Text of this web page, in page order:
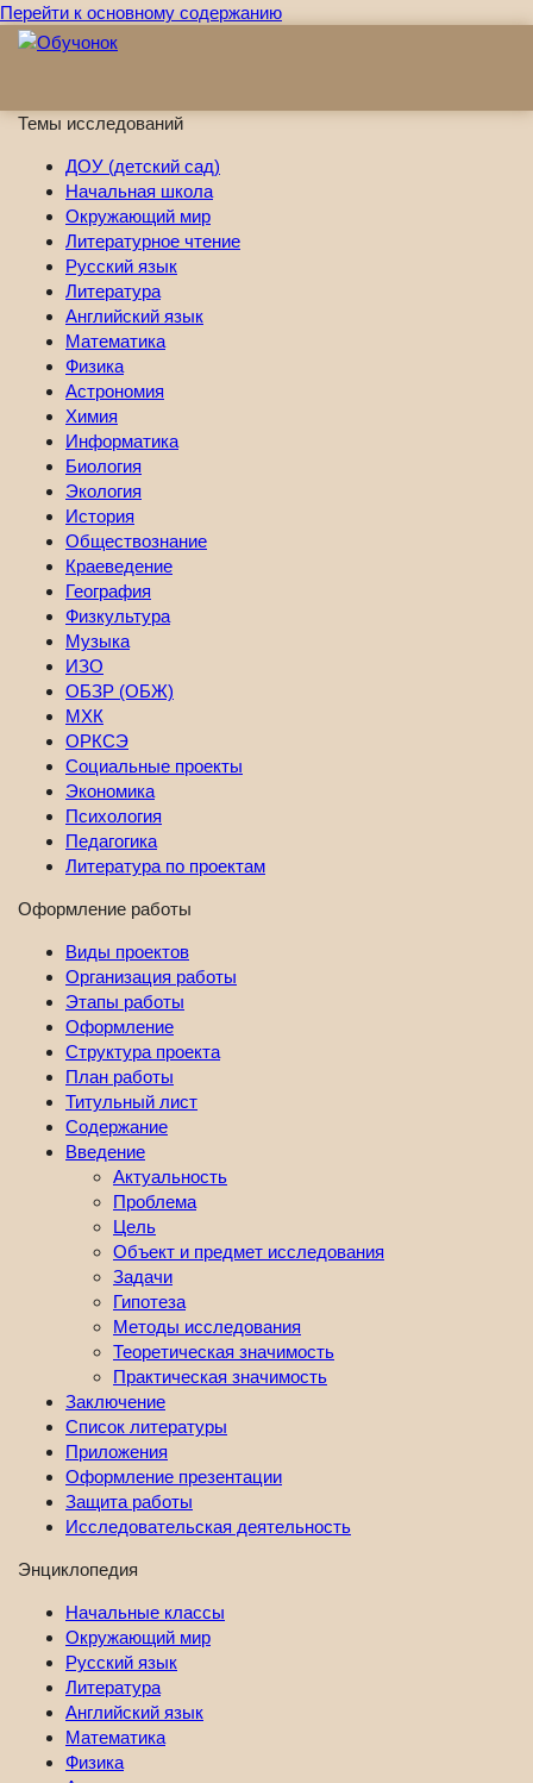
Перейти к основному содержанию
Темы исследований
ДОУ (детский сад)
Начальная школа
Окружающий мир
Литературное чтение
Русский язык
Литература
Английский язык
Математика
Физика
Астрономия
Химия
Информатика
Биология
Экология
История
Обществознание
Краеведение
География
Физкультура
Музыка
ИЗО
ОБЗР (ОБЖ)
МХК
ОРКСЭ
Социальные проекты
Экономика
Психология
Педагогика
Литература по проектам
Оформление работы
Виды проектов
Организация работы
Этапы работы
Оформление
Структура проекта
План работы
Титульный лист
Содержание
Введение
Актуальность
Проблема
Цель
Объект и предмет исследования
Задачи
Гипотеза
Методы исследования
Теоретическая значимость
Практическая значимость
Заключение
Список литературы
Приложения
Оформление презентации
Защита работы
Исследовательская деятельность
Энциклопедия
Начальные классы
Окружающий мир
Русский язык
Литература
Английский язык
Математика
Физика